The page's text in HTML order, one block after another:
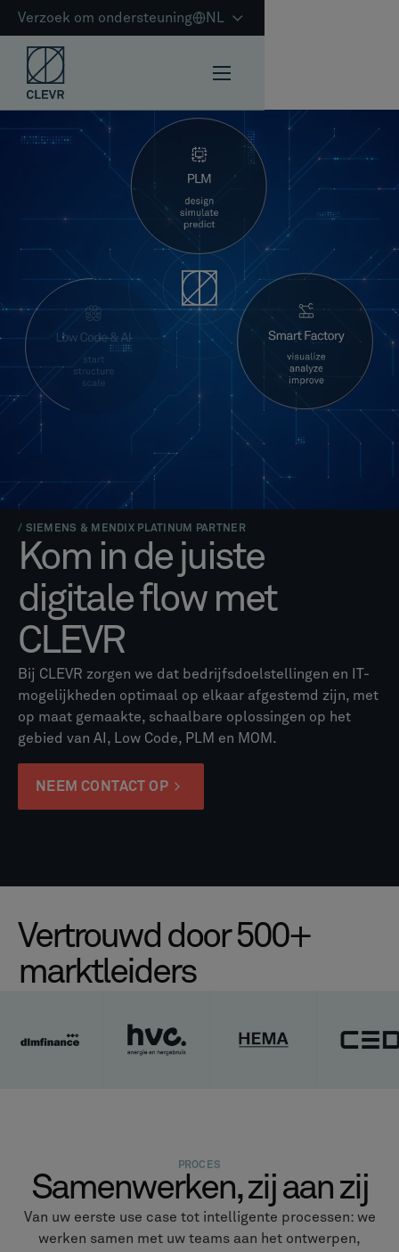
Verzoek om ondersteuning NL
/ SIEMENS & MENDIX PLATINUM PARTNER
Kom in de juiste
digitale flow met
CLEVR
Bij CLEVR zorgen we dat bedrijfsdoelstellingen en IT-
mogelijkheden optimaal op elkaar afgestemd zijn, met
op maat gemaakte, schaalbare oplossingen op het
gebied van AI, Low Code, PLM en MOM.
NEEM CONTACT OP
Vertrouwd door 500+
marktleiders
PROCES
Samenwerken, zij aan zij
Van uw eerste use case tot intelligente processen: we
werken samen met uw teams aan het ontwerpen,